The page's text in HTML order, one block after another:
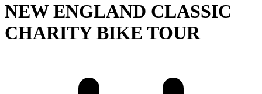
NEW ENGLAND CLASSIC
CHARITY BIKE TOUR